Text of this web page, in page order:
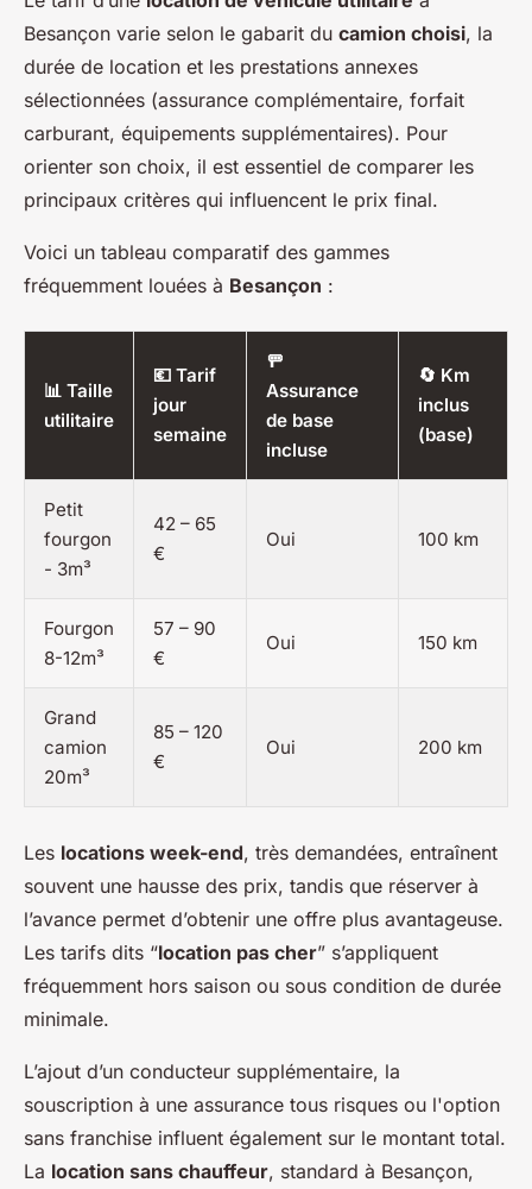
Besançon varie selon le gabarit du camion choisi, la
durée de location et les prestations annexes
sélectionnées (assurance complémentaire, forfait
carburant, équipements supplémentaires). Pour
orienter son choix, il est essentiel de comparer les
principaux critères qui influencent le prix final.
Voici un tableau comparatif des gammes
fréquemment louées à Besançon :
📊 Taille
utilitaire
💶 Tarif
jour
semaine
🚥
Assurance
de base
incluse
🔄 Km
inclus
(base)
Petit
fourgon
- 3m³
42 – 65
€
Oui 100 km
Fourgon
8-12m³
57 – 90
€
Oui 150 km
Grand
camion
20m³
85 – 120
€
Oui 200 km
Les locations week-end, très demandées, entraînent
souvent une hausse des prix, tandis que réserver à
l’avance permet d’obtenir une offre plus avantageuse.
Les tarifs dits “location pas cher” s’appliquent
fréquemment hors saison ou sous condition de durée
minimale.
L’ajout d’un conducteur supplémentaire, la
souscription à une assurance tous risques ou l'option
sans franchise influent également sur le montant total.
La location sans chauffeur, standard à Besançon,